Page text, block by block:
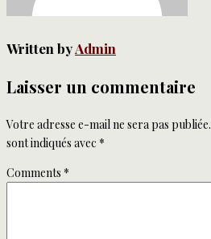
Written byAdmin
Laisser un commentaire
Votre adresse e-mail ne sera pas publiée.
sont indiqués avec *
Comments *